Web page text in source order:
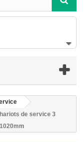
de service 3